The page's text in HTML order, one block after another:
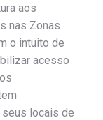
aos
nas Zonas
o intuito de
acesso
locais de